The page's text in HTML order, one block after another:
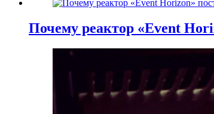
Почему реактор «Event